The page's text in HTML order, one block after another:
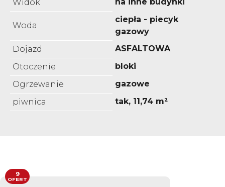
Widok
Woda
ciepła - piecyk
gazowy
Dojazd
ASFALTOWA
Otoczenie
bloki
Ogrzewanie
gazowe
piwnica
tak, 11,74 m²
9
OFERT